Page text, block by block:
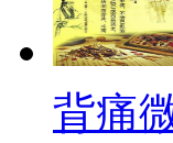
背痛